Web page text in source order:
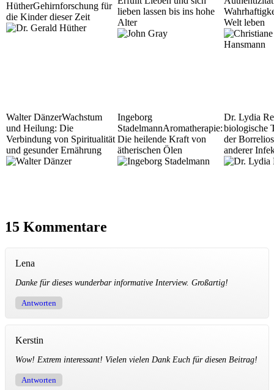
HütherGehirnforschung für
die Kinder dieser Zeit
lieben lassen bis ins hohe
Alter
Welt leben
Walter DänzerWachstum
und Heilung: Die
Verbindung von Spiritualität
und gesunder Ernährung
Ingeborg
StadelmannAromatherapie:
Die heilende Kraft von
ätherischen Ölen
Dr. Lydia
biologische
der
anderer
15 Kommentare
Lena
Danke für dieses wunderbar informative Interview. Großartig!
Antworten
Kerstin
Wow! Extrem interessant! Vielen vielen Dank Euch für diesen Beitrag!
Antworten